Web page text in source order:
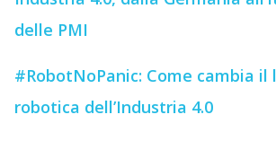
delle PMI
#RobotNoPanic: Come cambia il
robotica dell’Industria 4.0